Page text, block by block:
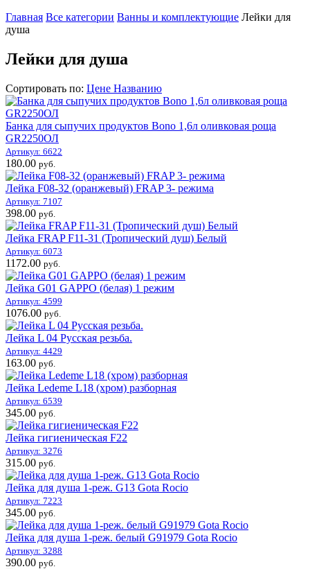
Главная Все категории Ванны и комплектующие Лейки для
душа
Лейки для душа
Сортировать по: Цене Названию
Банка для сыпучих продуктов Bono 1,6л оливковая роща
GR2250ОЛ
Артикул: 6622
180.00 руб.
Лейка F08-32 (оранжевый) FRAP 3- режима
Артикул: 7107
398.00 руб.
Лейка FRAP F11-31 (Тропический душ) Белый
Артикул: 6073
1172.00 руб.
Лейка G01 GAPPO (белая) 1 режим
Артикул: 4599
1076.00 руб.
Лейка L 04 Русская резьба.
Артикул: 4429
163.00 руб.
Лейка Ledeme L18 (хром) разборная
Артикул: 6539
345.00 руб.
Лейка гигиеническая F22
Артикул: 3276
315.00 руб.
Лейка для душа 1-реж. G13 Gota Rocio
Артикул: 7223
345.00 руб.
Лейка для душа 1-реж. белый G91979 Gota Rocio
Артикул: 3288
390.00 руб.